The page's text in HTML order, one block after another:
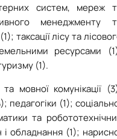
Institute
College
College
College
College named after
систем, мереж
менеджменту
таксації лісу та
ресурсами
(1).
та мовної комунікації
педагогіки (1);
та
обладнання (1);